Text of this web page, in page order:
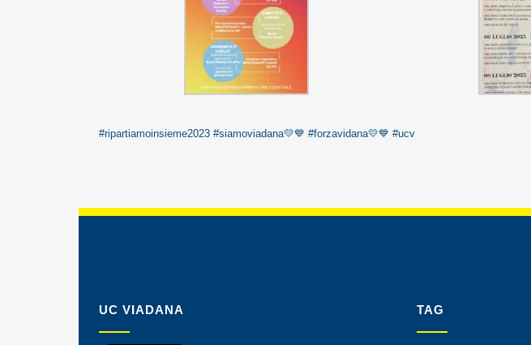
#ripartiamoinsieme2023 #siamoviadana💛💙 #forzavidana💛💙 #ucv
UC VIADANA TAG